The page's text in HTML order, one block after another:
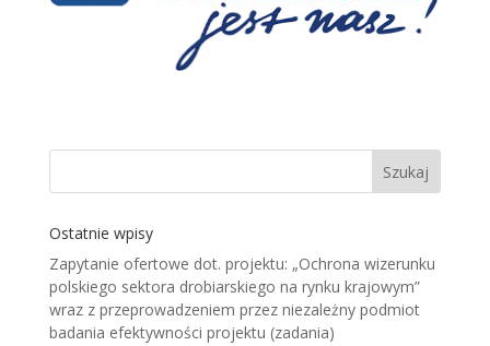
Szukaj
Ostatnie wpisy
Zapytanie ofertowe dot. projektu: „Ochrona wizerunku
polskiego sektora drobiarskiego na rynku krajowym”
wraz z przeprowadzeniem przez niezależny podmiot
badania efektywności projektu (zadania)